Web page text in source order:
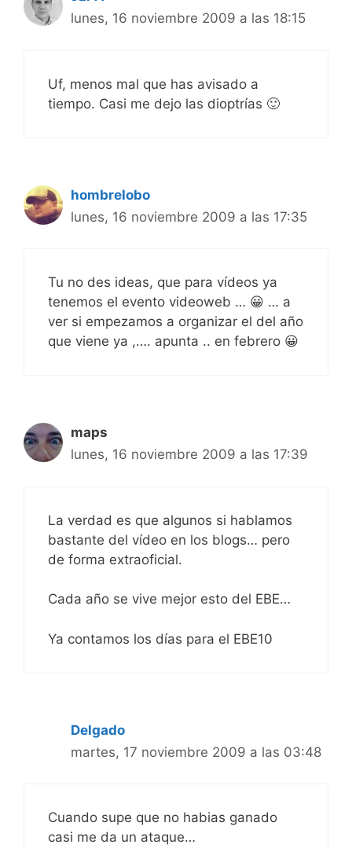
lunes, 16 noviembre 2009 a las 18:15
Uf, menos mal que has avisado a
tiempo. Casi me dejo las dioptrías 🙂
hombrelobo
lunes, 16 noviembre 2009 a las 17:35
Tu no des ideas, que para vídeos ya
tenemos el evento videoweb … 😀 … a
ver si empezamos a organizar el del año
que viene ya ,…. apunta .. en febrero 😀
maps
lunes, 16 noviembre 2009 a las 17:39
La verdad es que algunos si hablamos
bastante del vídeo en los blogs… pero
de forma extraoficial.
Cada año se vive mejor esto del EBE…
Ya contamos los días para el EBE10
Delgado
martes, 17 noviembre 2009 a las 03:48
Cuando supe que no habias ganado
casi me da un ataque…